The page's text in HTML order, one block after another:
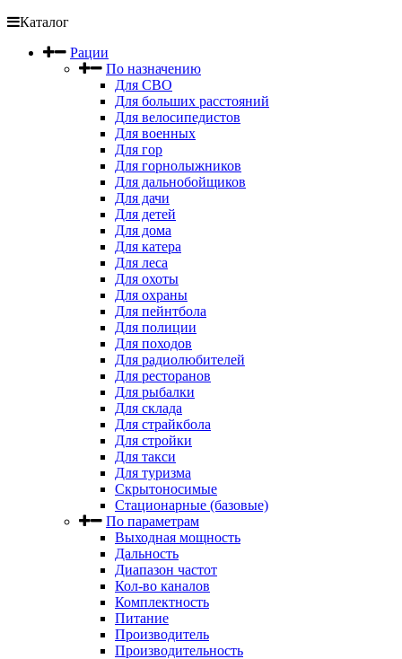
Каталог
Рации
По назначению
Для СВО
Для больших расстояний
Для велосипедистов
Для военных
Для гор
Для горнолыжников
Для дальнобойщиков
Для дачи
Для детей
Для дома
Для катера
Для леса
Для охоты
Для охраны
Для пейнтбола
Для полиции
Для походов
Для радиолюбителей
Для ресторанов
Для рыбалки
Для склада
Для страйкбола
Для стройки
Для такси
Для туризма
Скрытоносимые
Стационарные (базовые)
По параметрам
Выходная мощность
Дальность
Диапазон частот
Кол-во каналов
Комплектность
Питание
Производитель
Производительность